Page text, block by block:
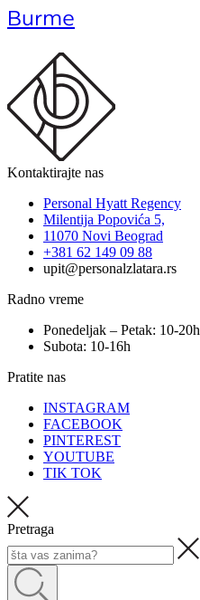
Burme
Kontaktirajte nas
Personal Hyatt Regency
Milentija Popovića 5,
11070 Novi Beograd
+381 62 149 09 88
upit@personalzlatara.rs
Radno vreme
Ponedeljak – Petak: 10-20h
Subota: 10-16h
Pratite nas
INSTAGRAM
FACEBOOK
PINTEREST
YOUTUBE
TIK TOK
Pretraga